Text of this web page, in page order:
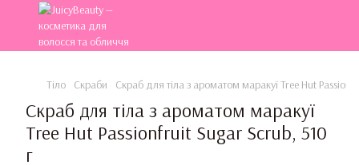
Тіло Скраби Скраб для тіла з ароматом маракуї Tree Hut
Скраб для тіла з ароматом маракуї
Tree Hut Passionfruit Sugar Scrub, 510
г